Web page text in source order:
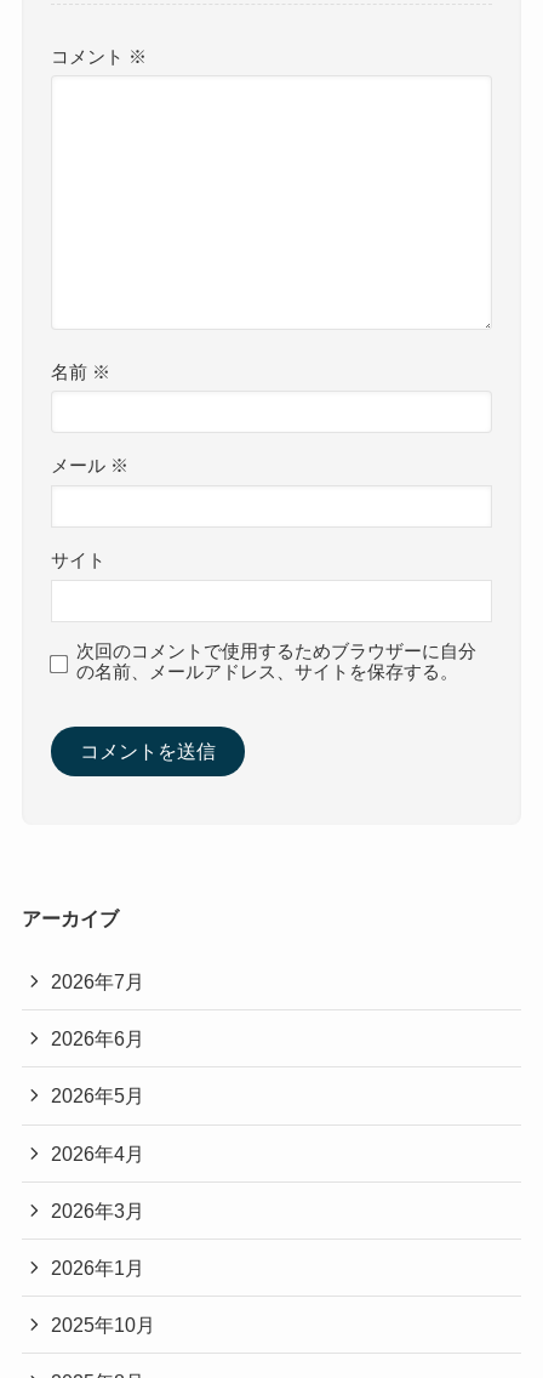
コメント ※
名前 ※
メール ※
サイト
次回のコメントで使用するためブラウザーに自分
の名前、メールアドレス、サイトを保存する。
アーカイブ
2026年7月
2026年6月
2026年5月
2026年4月
2026年3月
2026年1月
2025年10月